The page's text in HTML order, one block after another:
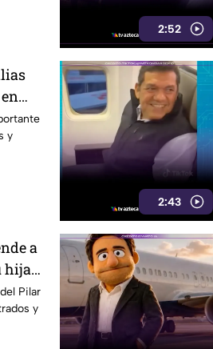
2:52
y
2:43
a
hija
Pilar
y